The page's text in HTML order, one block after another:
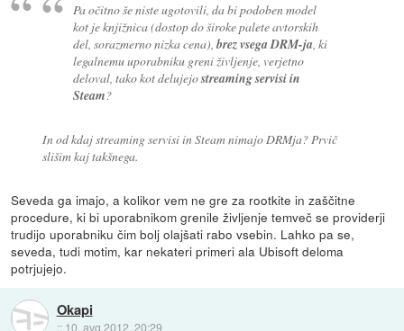
Pa očitno še niste ugotovili, da bi podoben model
kot je knjižnica (dostop do široke palete avtorskih
del, sorazmerno nizka cena),brez vsega DRM-ja, ki
legalnemu uporabniku greni življenje, verjetno
deloval, tako kot delujejostreaming servisi in
Steam?
In od kdaj streaming servisi in Steam nimajo DRMja? Prvič
slišim kaj takšnega.
Seveda ga imajo, a kolikor vem ne gre za rootkite in zaščitne
procedure, ki bi uporabnikom grenile življenje temveč se providerji
trudijo uporabniku čim bolj olajšati rabo vsebin. Lahko pa se,
seveda, tudi motim, kar nekateri primeri ala Ubisoft deloma
potrjujejo.
Okapi
:: 10. avg 2012, 20:29